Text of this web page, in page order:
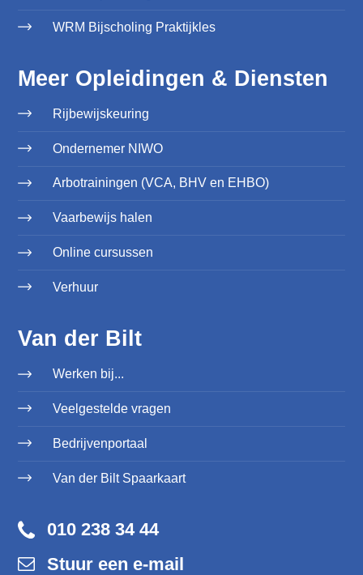
WRM Bijscholing Praktijkles
Meer Opleidingen & Diensten
Rijbewijskeuring
Ondernemer NIWO
Arbotrainingen (VCA, BHV en EHBO)
Vaarbewijs halen
Online cursussen
Verhuur
Van der Bilt
Werken bij...
Veelgestelde vragen
Bedrijvenportaal
Van der Bilt Spaarkaart
010 238 34 44
Stuur een e-mail